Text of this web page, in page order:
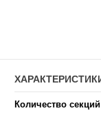
Количество секций